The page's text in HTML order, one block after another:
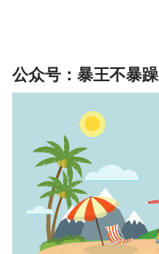
公众号：暴王不暴躁